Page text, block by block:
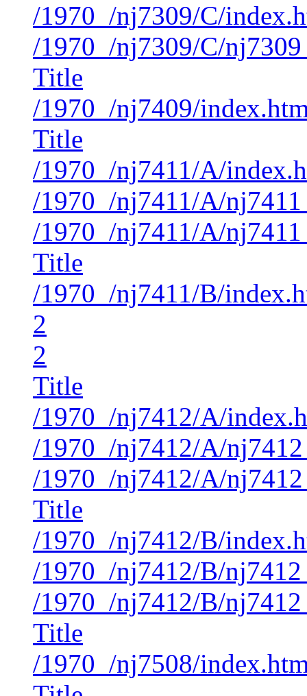
/1970_/nj7309/C/
/1970_/nj7309/C/
Title
/1970_/nj7409/
Title
/1970_/nj7411/A/
/1970_/nj7411/A/
/1970_/nj7411/A/
Title
/1970_/nj7411/B/
2
2
Title
/1970_/nj7412/A/
/1970_/nj7412/A/
/1970_/nj7412/A/
Title
/1970_/nj7412/B/
/1970_/nj7412/B/
/1970_/nj7412/B/
Title
/1970_/nj7508/